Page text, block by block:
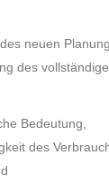
neuen
des
Bedeutung,
des